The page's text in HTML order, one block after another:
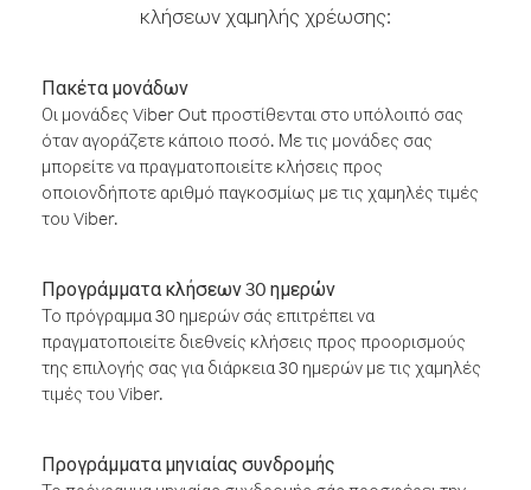
κλήσεων χαμηλής χρέωσης:
Πακέτα μονάδων
Οι μονάδες Viber Out προστίθενται στο υπόλοιπό σας
όταν αγοράζετε κάποιο ποσό. Με τις μονάδες σας
μπορείτε να πραγματοποιείτε κλήσεις προς
οποιονδήποτε αριθμό παγκοσμίως με τις χαμηλές τιμές
του Viber.
Προγράμματα κλήσεων 30 ημερών
Το πρόγραμμα 30 ημερών σάς επιτρέπει να
πραγματοποιείτε διεθνείς κλήσεις προς προορισμούς
της επιλογής σας για διάρκεια 30 ημερών με τις χαμηλές
τιμές του Viber.
Προγράμματα μηνιαίας συνδρομής